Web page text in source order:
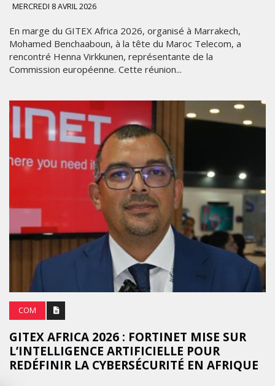
MERCREDI 8 AVRIL 2026
En marge du GITEX Africa 2026, organisé à Marrakech,
Mohamed Benchaaboun, à la tête du Maroc Telecom, a
rencontré Henna Virkkunen, représentante de la
Commission européenne. Cette réunion...
COM
GITEX AFRICA 2026 : FORTINET MISE SUR
L’INTELLIGENCE ARTIFICIELLE POUR
REDÉFINIR LA CYBERSÉCURITÉ EN AFRIQUE